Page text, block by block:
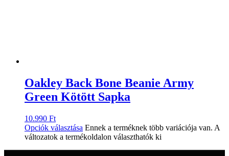
Oakley Back Bone Beanie Army
Green Kötött Sapka
10.990 Ft
Opciók választása Ennek a terméknek több variációja van. A
változatok a termékoldalon választhatók ki